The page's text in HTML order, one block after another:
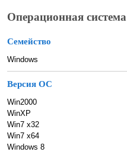
Операционная система
Семейство
Windows
Версия ОС
Win2000
WinXP
Win7 x32
Win7 x64
Windows 8